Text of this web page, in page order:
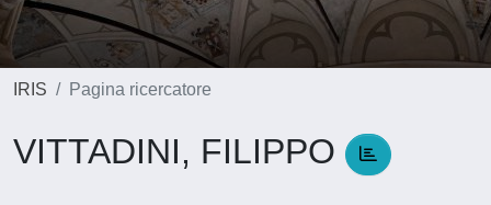
IRIS Pagina ricercatore
VITTADINI, FILIPPO